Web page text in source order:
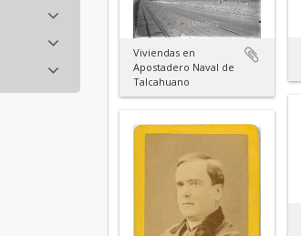
Viviendas en
Apostadero Naval de
Talcahuano